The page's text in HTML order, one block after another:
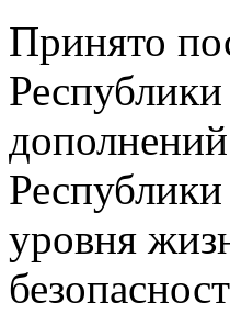
Принято
уровня